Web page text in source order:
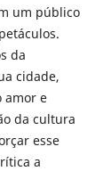
um público
da
cidade,
amor e
da cultura
esse
a